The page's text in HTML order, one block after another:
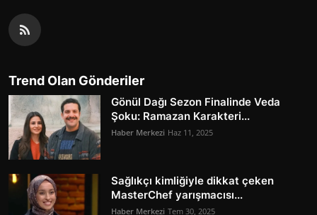
Trend Olan Gönderiler
Gönül Dağı Sezon Finalinde Veda
Şoku: Ramazan Karakteri...
Haber Merkezi Haz 11, 2025
Sağlıkçı kimliğiyle dikkat çeken
MasterChef yarışmacısı...
Haber Merkezi Tem 30, 2025